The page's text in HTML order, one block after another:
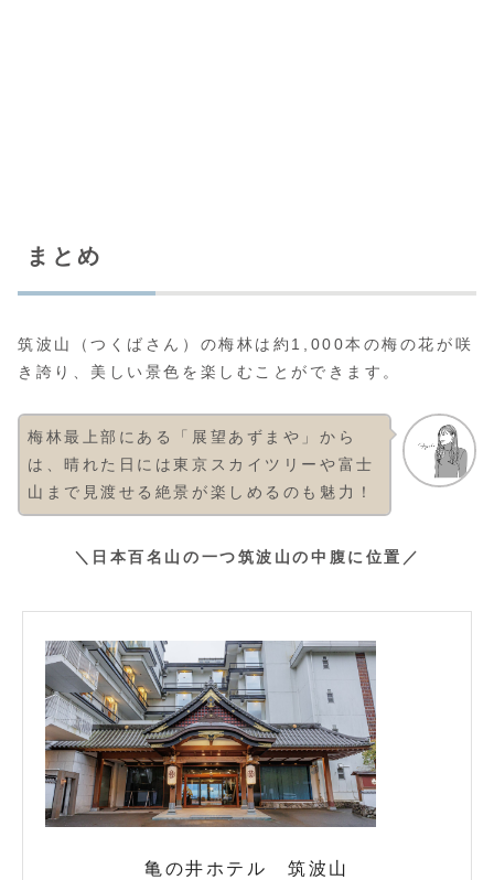
まとめ
筑波山（つくばさん）の梅林は約1,000本の梅の花が咲
き誇り、美しい景色を楽しむことができます。
梅林最上部にある「展望あずまや」から
は、晴れた日には東京スカイツリーや富士
山まで見渡せる絶景が楽しめるのも魅力！
＼日本百名山の一つ筑波山の中腹に位置／
亀の井ホテル 筑波山